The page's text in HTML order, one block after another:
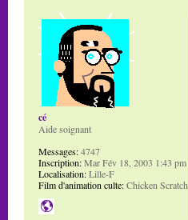
cé
Aide soignant
Messages:4747
Inscription:Mar Fév 18, 2003 1:43 pm
Localisation:Lille-F
Film d'animation culte:Chicken Scratch